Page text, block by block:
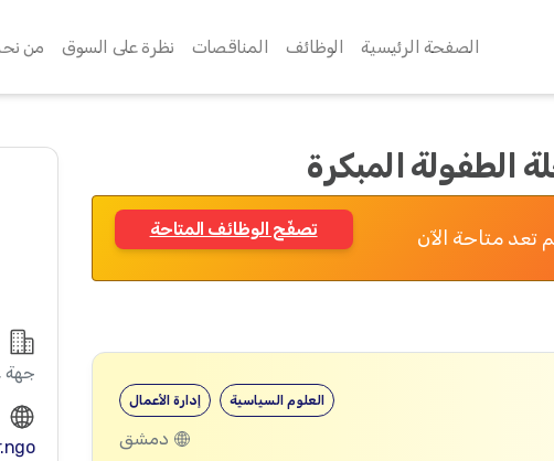
الصفحة الرئيسية الوظائف المناقصات نظرة على السوق من
الطفولة المبكرة
تعد متاحة الآن تصفّح الوظائف المتاحة
إدارة الأعمال العلوم السياسية
دمشق
جهة